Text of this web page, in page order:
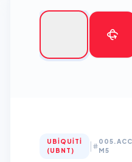
UBIQUITI
(UBNT)
M5